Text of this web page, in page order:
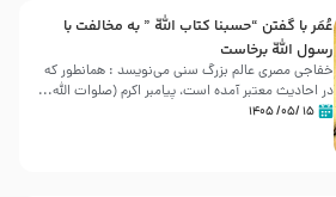
عُمَر با گفتن “حسبنا كتاب اللّه ” به مخالفت با
رسول اللّه برخاست
خفاجی مصری عالم بزرگ سنی می‌نویسد : همانطور که
در احادیث معتبر آمده است، پیامبر اکرم (صلوات اللّه...
۱۵ /۰۵/ ۱۴۰۵